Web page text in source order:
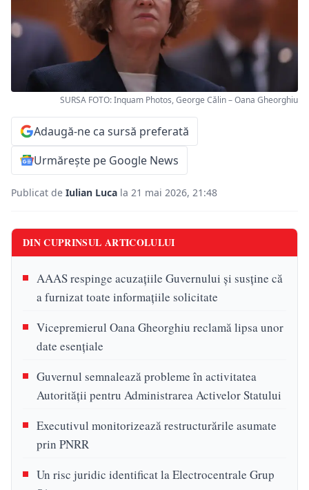
SURSA FOTO: Inquam Photos, George Călin – Oana Gheorghiu
Adaugă-ne ca sursă preferată
Urmărește pe Google News
Publicat de Iulian Luca la 21 mai 2026, 21:48
DIN CUPRINSUL ARTICOLULUI
AAAS respinge acuzațiile Guvernului și susține că
a furnizat toate informațiile solicitate
Vicepremierul Oana Gheorghiu reclamă lipsa unor
date esențiale
Guvernul semnalează probleme în activitatea
Autorității pentru Administrarea Activelor Statului
Executivul monitorizează restructurările asumate
prin PNRR
Un risc juridic identificat la Electrocentrale Grup